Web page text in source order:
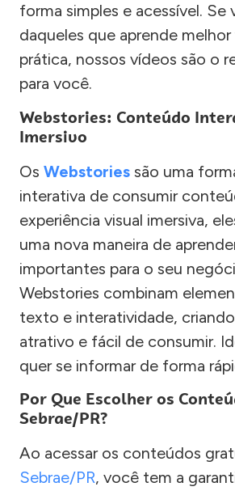
forma simples e acessível. Se
daqueles que aprende
prática, nossos vídeos são o
para você.
Webstories: Conteúdo
Imersivo
Os Webstories são uma
interativa de consumir
experiência visual imersiva,
uma nova maneira de
importantes para o seu
Webstories combinam
texto e interatividade,
atrativo e fácil de consumir.
quer se informar de forma
Por Que Escolher os
Sebrae/PR?
Ao acessar os conteúdos
Sebrae/PR, você tem a